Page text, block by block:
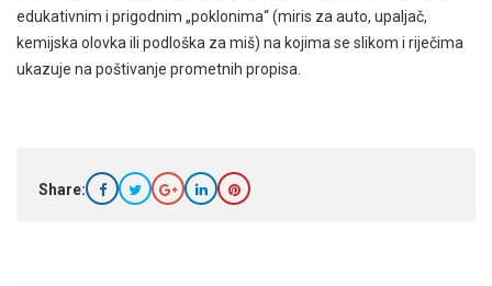
edukativnim i prigodnim „poklonima“ (miris za auto, upaljač,
kemijska olovka ili podloška za miš) na kojima se slikom i riječima
ukazuje na poštivanje prometnih propisa.
Share: